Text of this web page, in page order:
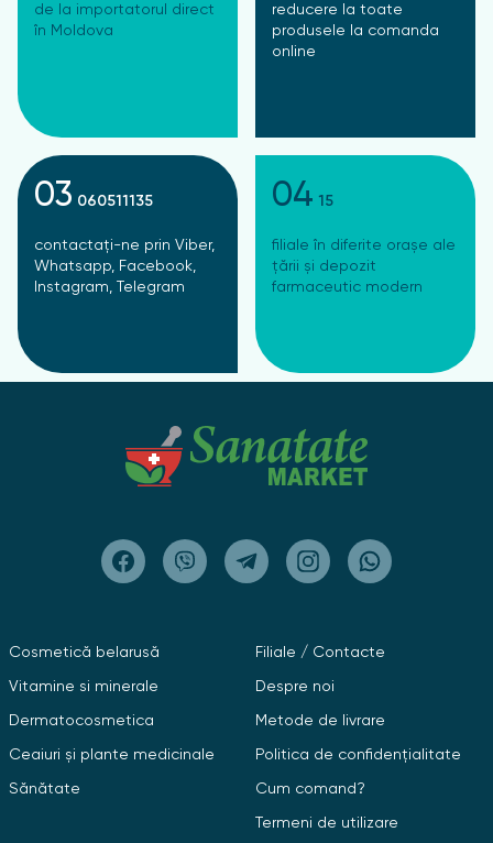
de la importatorul direct
în Moldova
reducere la toate
produsele la comanda
online
03 060511135
contactați-ne prin Viber,
Whatsapp, Facebook,
Instagram, Telegram
04 15
filiale în diferite orașe ale
țării și depozit
farmaceutic modern
Cosmetică belarusă
Vitamine si minerale
Dermatocosmetica
Ceaiuri și plante medicinale
Sănătate
Filiale / Contacte
Despre noi
Metode de livrare
Politica de confidențialitate
Cum comand?
Termeni de utilizare